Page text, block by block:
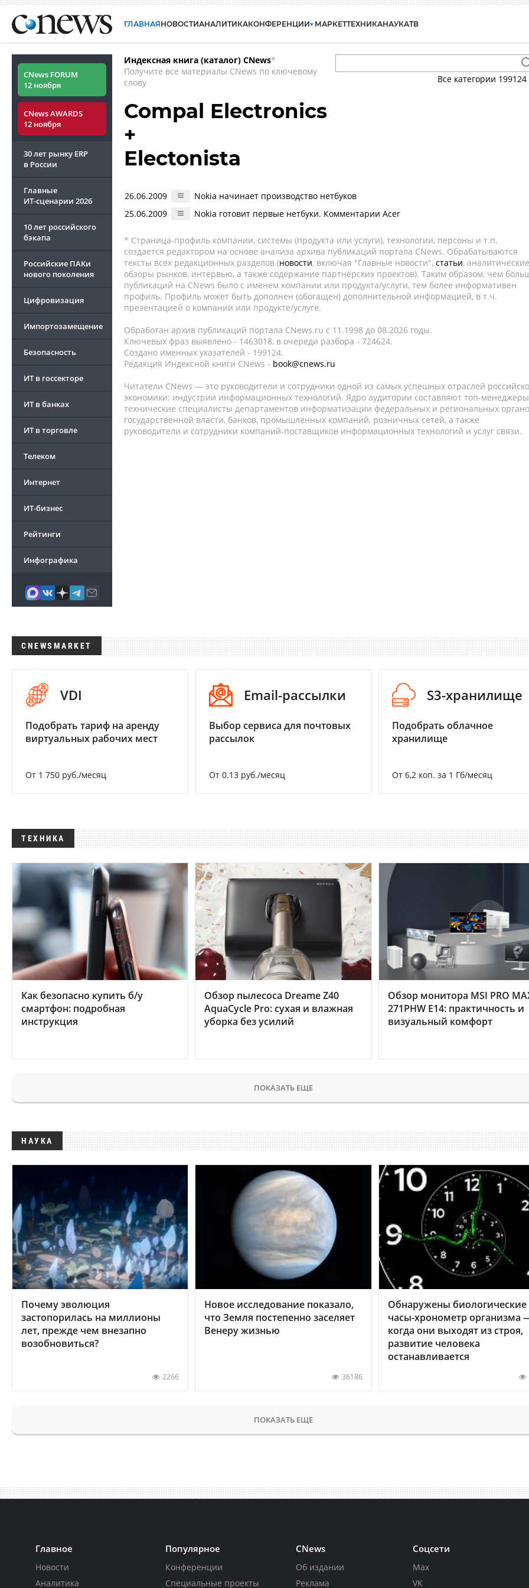
ГЛАВНАЯНОВОСТИАНАЛИТИКАКОНФЕРЕНЦИИ МАРКЕТТЕХНИКАНАУКАТВ
CNews FORUM
12 ноября
CNews AWARDS
12 ноября
30 лет рынку ERP
в России
Главные
ИТ-сценарии 2026
10 лет российского
бэкапа
Российские ПАКи
нового поколения
Цифровизация
Импортозамещение
Безопасность
ИТ в госсекторе
ИТ в банках
ИТ в торговле
Телеком
Интернет
ИТ-бизнес
Рейтинги
Инфографика
Индексная книга (каталог) CNews*
Получите все материалы CNews по ключевому
слову
Все категории 199124
Compal Electronics
+
Electonista
26.06.2009
Nokia начинает производство нетбуков
25.06.2009
Nokia готовит первые нетбуки. Комментарии Acer
* Страница-профиль компании, системы (продукта или услуги), технологии, персоны и т.п.
создается редактором на основе анализа архива публикаций портала CNews. Обрабатываются
тексты всех редакционных разделов (новости, включая "Главные новости", статьи, аналитические
обзоры рынков, интервью, а также содержание партнёрских проектов). Таким образом, чем
публикаций на CNews было с именем компании или продукта/услуги, тем более информативен
профиль. Профиль может быть дополнен (обогащен) дополнительной информацией, в т.ч.
презентацией о компании или продукте/услуге.
Обработан архив публикаций портала CNews.ru c 11.1998 до 08.2026 годы.
Ключевых фраз выявлено - 1463018, в очереди разбора - 724624.
Создано именных указателей - 199124.
Редакция Индексной книги CNews - book@cnews.ru
Читатели CNews — это руководители и сотрудники одной из самых успешных отраслей
экономики: индустрии информационных технологий. Ядро аудитории составляют топ-
технические специалисты департаментов информатизации федеральных и региональных
государственной власти, банков, промышленных компаний, розничных сетей, а также
руководители и сотрудники компаний-поставщиков информационных технологий и услуг связи.
CNEWSMARKET
VDI
Подобрать тариф на аренду
виртуальных рабочих мест
От 1 750 руб./месяц
Email-рассылки
Выбор сервиса для почтовых
рассылок
От 0.13 руб./месяц
S3-хранилище
Подобрать облачное
хранилище
От 6,2 коп. за 1 Гб/месяц
ТЕХНИКА
Как безопасно купить б/у
смартфон: подробная
инструкция
Обзор пылесоса Dreame Z40
AquaCycle Pro: сухая и влажная
уборка без усилий
Обзор монитора MSI PRO
271PHW E14: практичность и
визуальный комфорт
ПОКАЗАТЬ ЕЩЕ
НАУКА
Почему эволюция
застопорилась на миллионы
лет, прежде чем внезапно
возобновиться?
2266
Новое исследование показало,
что Земля постепенно заселяет
Венеру жизнью
36186
Обнаружены биологические
часы-хронометр организма
когда они выходят из строя,
развитие человека
останавливается
ПОКАЗАТЬ ЕЩЕ
Главное
Новости
Аналитика
Популярное
Конференции
Специальные проекты
CNews
Об издании
Реклама
Соцсети
Max
VK